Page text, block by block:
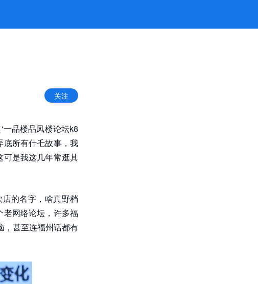
关注
一品楼品凤楼论坛k8
所有什乇故事，我
可是我这几年常逛其
的名字，啥真野档
老网络论坛，许多福
，甚至连福州话都有